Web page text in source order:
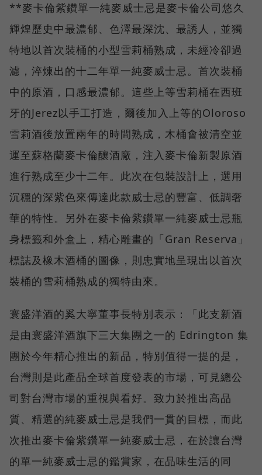
**麥卡倫紫鑽單一純麥威士忌是麥卡倫公司悠久
輝煌歷史中最濃郁、色澤最深沈、最誘人，並獨
特地以首次裝桶的小型雪莉桶熟成，未經冷卻過
濾，淬煉出的十二年單一純麥威士忌。首次裝桶
中的原酒，口感最濃郁。這些上等雪莉桶在西班
牙的Jerez以手工打造，爾後加入上等的Oloroso
雪莉酒後放置兩年的時間熟成，木桶會被清空並
運至蘇格蘭麥卡倫釀酒廠，注入麥卡倫新製原酒
進行熟成至少十二年。此次在包裝設計上，選用
沉穩的深紫色來傳達此款威士忌的豐富、低調奢
華的特性。另外在麥卡倫紫鑽單一純麥威士忌瓶
身標籤和外盒上，精心雕畫的「Gran Reserva」
標誌及橡木酒桶的圖像，則忠實地呈現出以首次
裝桶的雪莉桶熟成的獨特由來。
寰盛洋酒的奚大寧董事長特別表示：「此支新酒
是由寰盛洋酒旗下三大集團之一的 Edrington 集
團於今年精心推出的新品，特別值得一提的是，
台灣則是此產品全球首度發表的市場，可見總公
司對台灣市場的重視與看好。致力於推出高品
質、精選的純麥威士忌是我們一貫的目標，而此
次推出麥卡倫紫鑽單一純麥威士忌，在於讓台灣
的單一純麥威士忌的鑑賞家，在品味生活的同